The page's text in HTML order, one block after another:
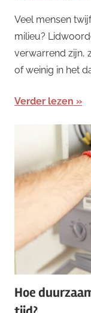
Veel mensen
milieu?
verwarrend zijn,
of weinig in het
Verder lezen
Hoe